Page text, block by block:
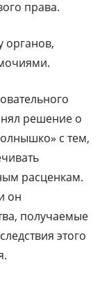
права.
органов,
решение о
с тем,
расценкам.
он
получаемые
этого